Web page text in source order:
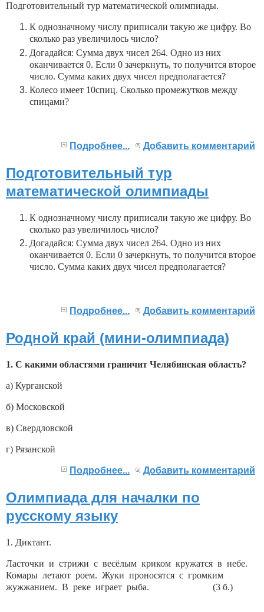
Подготовительный тур математической олимпиады.
К однозначному числу приписали такую же цифру. Во
сколько раз увеличилось число?
Догадайся: Сумма двух чисел 264. Одно из них
оканчивается 0. Если 0 зачеркнуть, то получится второе
число. Сумма каких двух чисел предполагается?
Колесо имеет 10спиц. Сколько промежутков между
спицами?
Подробнее... Добавить комментарий
Подготовительный тур
математической олимпиады
К однозначному числу приписали такую же цифру. Во
сколько раз увеличилось число?
Догадайся: Сумма двух чисел 264. Одно из них
оканчивается 0. Если 0 зачеркнуть, то получится второе
число. Сумма каких двух чисел предполагается?
Подробнее... Добавить комментарий
Родной край (мини-олимпиада)
1. С какими областями граничит Челябинская область?
а) Курганской
б) Московской
в) Свердловской
г) Рязанской
Подробнее... Добавить комментарий
Олимпиада для началки по
русскому языку
1. Диктант.
Ласточки и стрижи с весёлым криком кружатся в небе.
Комары летают роем. Жуки проносятся с громким
жужжанием. В реке играет рыба. (3 б.)